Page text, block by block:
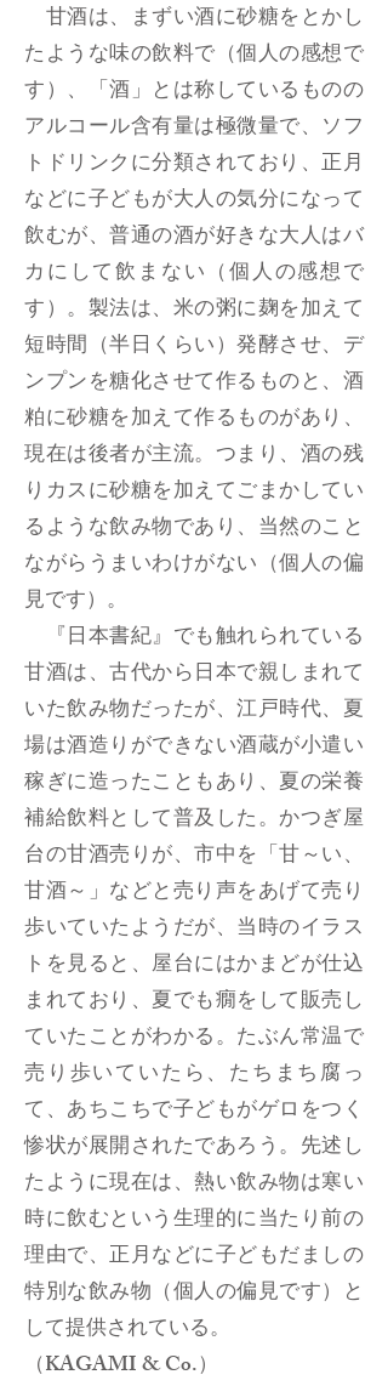
甘酒は、まずい酒に砂糖をとかし
たような味の飲料で（個人の感想で
す）、「酒」とは称しているものの
アルコール含有量は極微量で、ソフ
トドリンクに分類されており、正月
などに子どもが大人の気分になって
飲むが、普通の酒が好きな大人はバ
カにして飲まない（個人の感想で
す）。製法は、米の粥に麹を加えて
短時間（半日くらい）発酵させ、デ
ンプンを糖化させて作るものと、酒
粕に砂糖を加えて作るものがあり、
現在は後者が主流。つまり、酒の残
りカスに砂糖を加えてごまかしてい
るような飲み物であり、当然のこと
ながらうまいわけがない（個人の偏
見です）。
『日本書紀』でも触れられている
甘酒は、古代から日本で親しまれて
いた飲み物だったが、江戸時代、夏
場は酒造りができない酒蔵が小遣い
稼ぎに造ったこともあり、夏の栄養
補給飲料として普及した。かつぎ屋
台の甘酒売りが、市中を「甘～い、
甘酒～」などと売り声をあげて売り
歩いていたようだが、当時のイラス
トを見ると、屋台にはかまどが仕込
まれており、夏でも癇をして販売し
ていたことがわかる。たぶん常温で
売り歩いていたら、たちまち腐っ
て、あちこちで子どもがゲロをつく
惨状が展開されたであろう。先述し
たように現在は、熱い飲み物は寒い
時に飲むという生理的に当たり前の
理由で、正月などに子どもだましの
特別な飲み物（個人の偏見です）と
して提供されている。
（KAGAMI & Co.）